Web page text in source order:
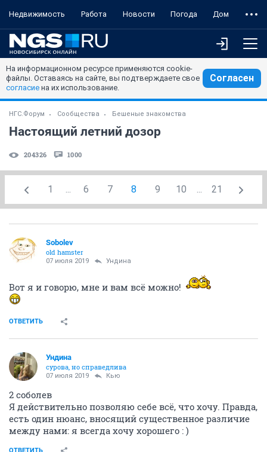
Недвижимость Работа Новости Погода Дом
На информационном ресурсе применяются cookie-
файлы. Оставаясь на сайте, вы подтверждаете свое
согласие на их использование.
Согласен